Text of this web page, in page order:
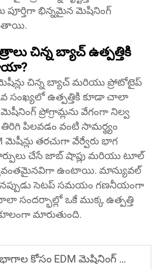
పూర్తిగా భిన్నమైన మెషినింగ్
చిన్న బ్యాచ్ ఉత్పత్తికి
మెషీన్లు చిన్న బ్యాచ్ మరియు ప్రోటోటైప్
సంఖ్యలో ఉత్పత్తికి కూడా చాలా
ప్రోగ్రామ్లను వేగంగా నిల్వ
పిలవడం వంటి సామర్థ్యం
మెషీన్లు తరచుగా వేర్వేరు భాగ
చేసే జాబ్ షాప్లు మరియు టూల్
ఉంటాయి. మాన్యువల్
సెటప్ సమయం గణనీయంగా
చాలా సందర్భాల్లో ఒకే ముక్క ఉత్పత్తి
మారుతుంది.
కోసం EDM మెషినింగ్ యొక్క ప్రయోజనాలు ఏమిటి?